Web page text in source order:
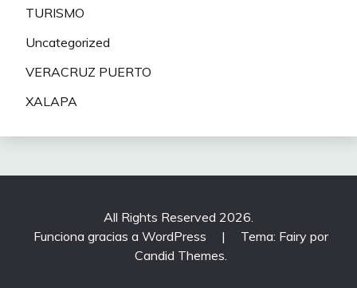
TURISMO
Uncategorized
VERACRUZ PUERTO
XALAPA
All Rights Reserved 2026.
Funciona gracias a WordPress
|
Tema: Fairy por
Candid Themes